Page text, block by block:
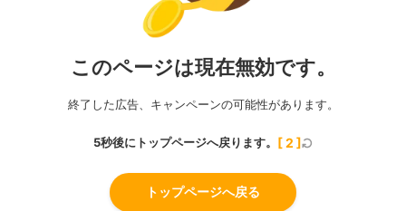
このページは現在無効です。
終了した広告、キャンペーンの可能性があります。
5秒後にトップページへ戻ります。 [2 ]
トップページへ戻る